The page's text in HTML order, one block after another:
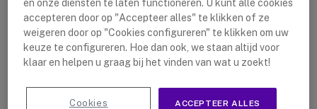
en onze diensten te laten functioneren. U kunt alle cookies
accepteren door op "Accepteer alles" te klikken of ze
weigeren door op "Cookies configureren" te klikken om uw
keuze te configureren. Hoe dan ook, we staan altijd voor
klaar en helpen u graag bij het vinden van wat u zoekt!
ACCEPTEER ALLES
Cookies